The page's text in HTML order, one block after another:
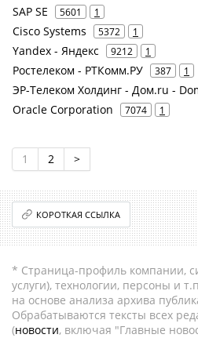
SAP SE 5601 1
Cisco Systems 5372 1
Yandex - Яндекс 9212 1
Ростелеком - РТКомм.РУ 387 1
ЭР-Телеком Холдинг - Дом.ru -
Oracle Corporation 7074 1
1 2 >
КОРОТКАЯ ССЫЛКА
* Страница-профиль компании,
услуги), технологии, персоны и
на основе анализа архива
Обрабатываются тексты всех
(новости, включая "Главные